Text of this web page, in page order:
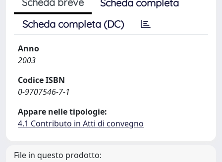
Scheda completa
Scheda completa (DC)
Anno
2003
Codice ISBN
0-9707546-7-1
Appare nelle tipologie:
4.1 Contributo in Atti di convegno
File in questo prodotto: